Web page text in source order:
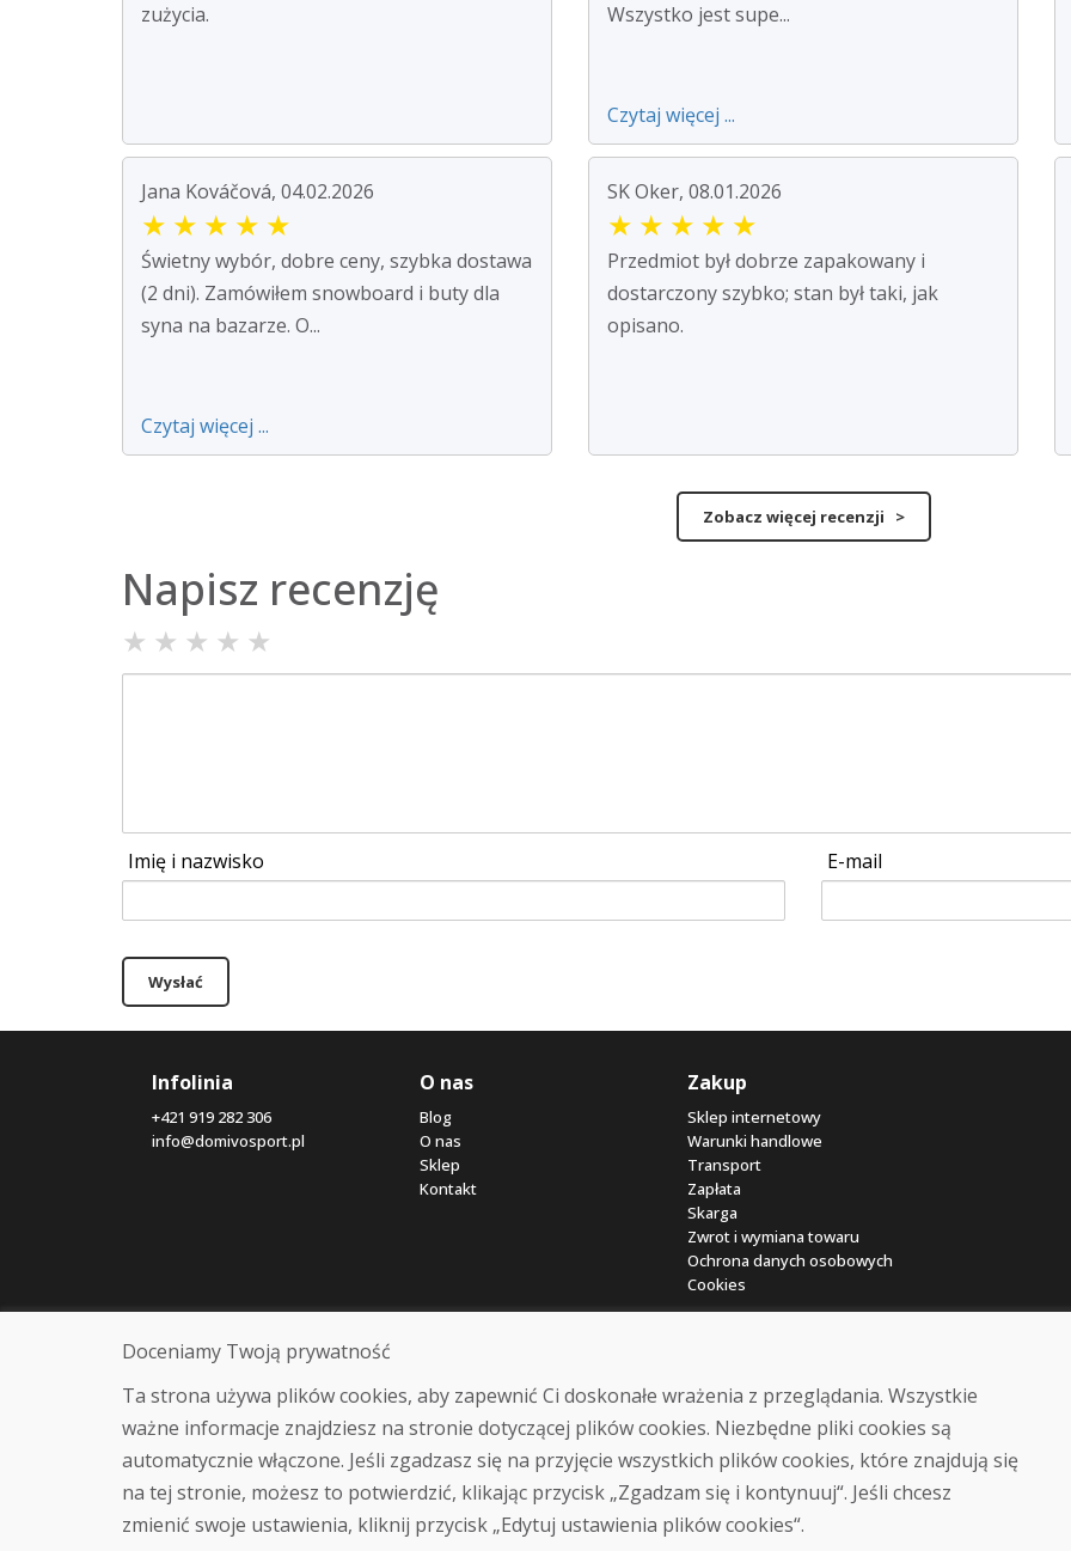
zużycia.
Wszystko jest supe...
Czytaj więcej ...
Jana Kováčová, 04.02.2026
★ ★ ★ ★ ★
Świetny wybór, dobre ceny, szybka dostawa
(2 dni). Zamówiłem snowboard i buty dla
syna na bazarze. O...
Czytaj więcej ...
SK Oker, 08.01.2026
★ ★ ★ ★ ★
Przedmiot był dobrze zapakowany i
dostarczony szybko; stan był taki, jak
opisano.
Zobacz więcej recenzji >
Napisz recenzję
★ ★ ★ ★ ★
Imię i nazwisko E-mail
Wysłać
Infolinia
+421 919 282 306
info@domivosport.pl
O nas
Blog
O nas
Sklep
Kontakt
Zakup
Sklep internetowy
Warunki handlowe
Transport
Zapłata
Skarga
Zwrot i wymiana towaru
Ochrona danych osobowych
Cookies
© DOMIVOSPORT 2026, wszystkie prawa zastrzeżone
DUFEKSOFT - tworzenie stron internetowych, tworzenie sklepów internetowych
Doceniamy Twoją prywatność
Ta strona używa plików cookies, aby zapewnić Ci doskonałe wrażenia z przeglądania. Wszystkie
ważne informacje znajdziesz na stronie dotyczącej plików cookies. Niezbędne pliki cookies są
automatycznie włączone. Jeśli zgadzasz się na przyjęcie wszystkich plików cookies, które znajdują się
na tej stronie, możesz to potwierdzić, klikając przycisk „Zgadzam się i kontynuuj“. Jeśli chcesz
zmienić swoje ustawienia, kliknij przycisk „Edytuj ustawienia plików cookies“.